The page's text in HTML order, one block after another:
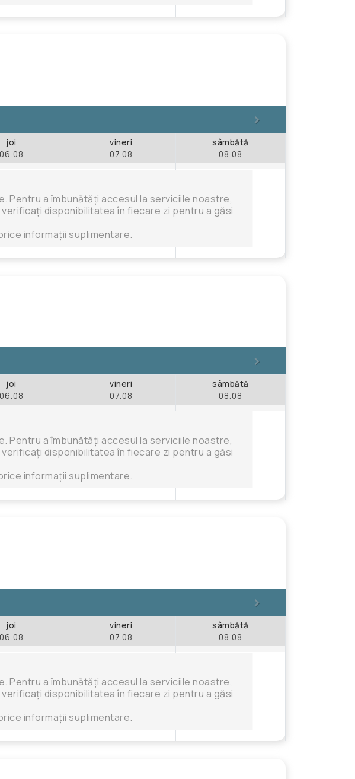
>
joi
06.08
vineri
07.08
sâmbătă
08.08
a îmbunătăți accesul la serviciile noastre,
disponibilitatea în fiecare zi pentru a găsi
informații suplimentare.
>
joi
06.08
vineri
07.08
sâmbătă
08.08
a îmbunătăți accesul la serviciile noastre,
disponibilitatea în fiecare zi pentru a găsi
informații suplimentare.
>
joi
06.08
vineri
07.08
sâmbătă
08.08
a îmbunătăți accesul la serviciile noastre,
disponibilitatea în fiecare zi pentru a găsi
informații suplimentare.